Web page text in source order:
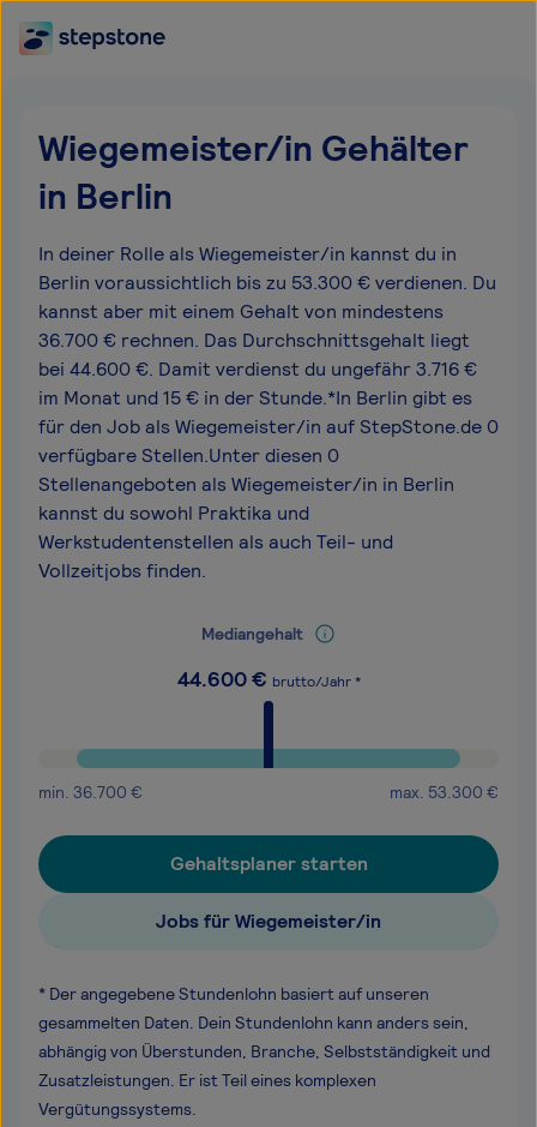
Wiegemeister/in Gehälter
in Berlin
In deiner Rolle als Wiegemeister/in kannst du in
Berlin voraussichtlich bis zu 53.300 € verdienen. Du
kannst aber mit einem Gehalt von mindestens
36.700 € rechnen. Das Durchschnittsgehalt liegt
bei 44.600 €. Damit verdienst du ungefähr 3.716 €
im Monat und 15 € in der Stunde.*In Berlin gibt es
für den Job als Wiegemeister/in auf StepStone.de 0
verfügbare Stellen.Unter diesen 0
Stellenangeboten als Wiegemeister/in in Berlin
kannst du sowohl Praktika und
Werkstudentenstellen als auch Teil- und
Vollzeitjobs finden.
Mediangehalt
44.600€ brutto/Jahr *
min. 36.700 € max. 53.300 €
Gehaltsplaner starten
Jobs für Wiegemeister/in
* Der angegebene Stundenlohn basiert auf unseren
gesammelten Daten. Dein Stundenlohn kann anders sein,
abhängig von Überstunden, Branche, Selbstständigkeit und
Zusatzleistungen. Er ist Teil eines komplexen
Vergütungssystems.